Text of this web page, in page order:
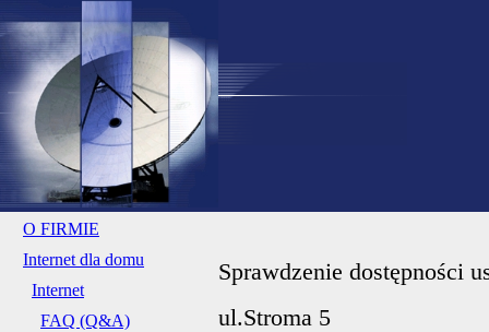
O FIRMIE
Internet dla domu
Internet
FAQ (Q&A)
Sprawdzenie dostępności
ul.Stroma 5